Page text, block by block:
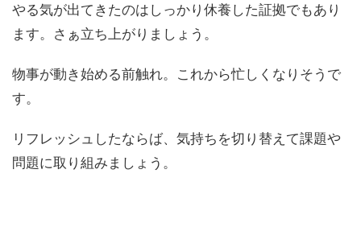
やる気が出てきたのはしっかり休養した証拠でもあり
ます。さぁ立ち上がりましょう。
物事が動き始める前触れ。これから忙しくなりそうで
す。
リフレッシュしたならば、気持ちを切り替えて課題や
問題に取り組みましょう。